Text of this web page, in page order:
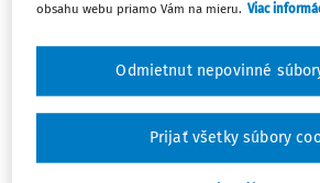
zákonom".
V prípade Kavečanský proti Slovenskej
Európsky súd pre ľudské práva (prvá
komore v zložení:
obsahu webu priamo Vám na mieru. Viac
Odmietnut nepovinné
Prijať všetky súbory